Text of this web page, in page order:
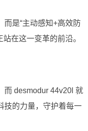
而是“主动感知+高效防
在这一变革的前沿。
而 desmodur 44v20l 就
技的力量，守护着每一